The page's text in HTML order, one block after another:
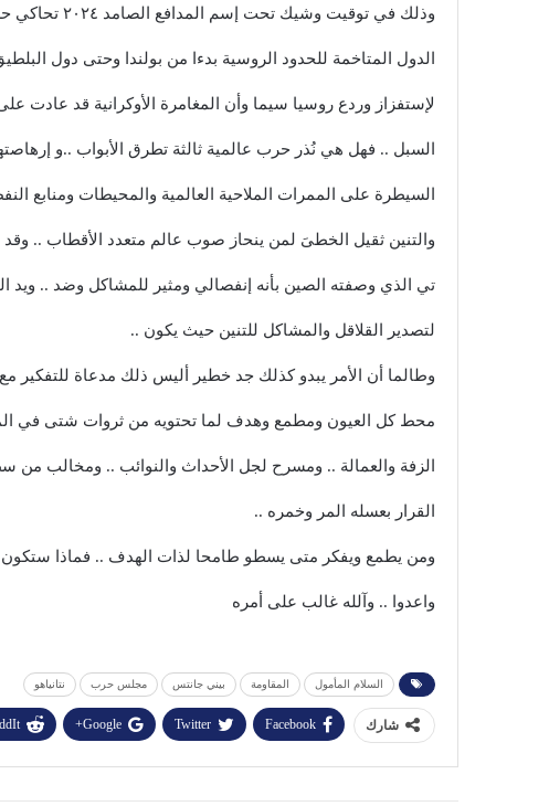
وذلك في توقيت وشيك تحت إسم المدافع الصامد ٢٠٢٤ تحاكي حرب عالمية ثالثة وقد أُختيِرت أماكن المناورة في
الدول المتاخمة للحدود الروسية بدءا من بولندا وحتى دول البلطيق
لإستفزاز وردع روسيا سيما وأن المغامرة الأوكرانية قد
السبل .. فهل هي نُذر حرب عالمية ثالثة تطرق الأبواب ..و
السيطرة على الممرات الملاحية العالمية والمحيطات ومنابع
والتنين ثقيل الخطىَ لمن ينحاز صوب عالم متعدد الأقطاب .. وقد
تي الذي وصفته الصين بأنه إنفصالي ومثير للمشاكل وضد .. ويد
لتصدير القلاقل والمشاكل للتنين حيث يكون ..
وطالما أن الأمر يبدو كذلك جد خطير أليس ذلك مدعاة للتفكير
محط كل العيون ومطمع وهدف لما تحتويه من ثروات شتى في
الزفة والعمالة .. ومسرح لجل الأحداث والنوائب .. ومخالب
القرار بعسله المر وخمره ..
ومن يطمع ويفكر متى يسطو طامحا لذات الهدف .. فماذا ستكون
واعدوا .. وآلله غالب على أمره
السلام المأمول المقاومة بيني جانتس مجلس حرب نتانياهو
شارك Facebook
Twitter
Google+